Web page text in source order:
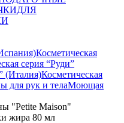
ДЛЯ
Косметическая
серия “Руди”
(Италия)Косметическая
для рук и телаМоющая
"Petite Maison"
жира 80 мл